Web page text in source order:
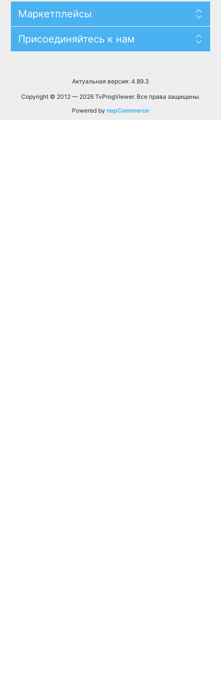
Маркетплейсы
Присоединяйтесь к нам
Актуальная версия: 4.89.3
Copyright © 2012 — 2026 TvProgViewer. Все права защищены.
Powered by nopCommerce